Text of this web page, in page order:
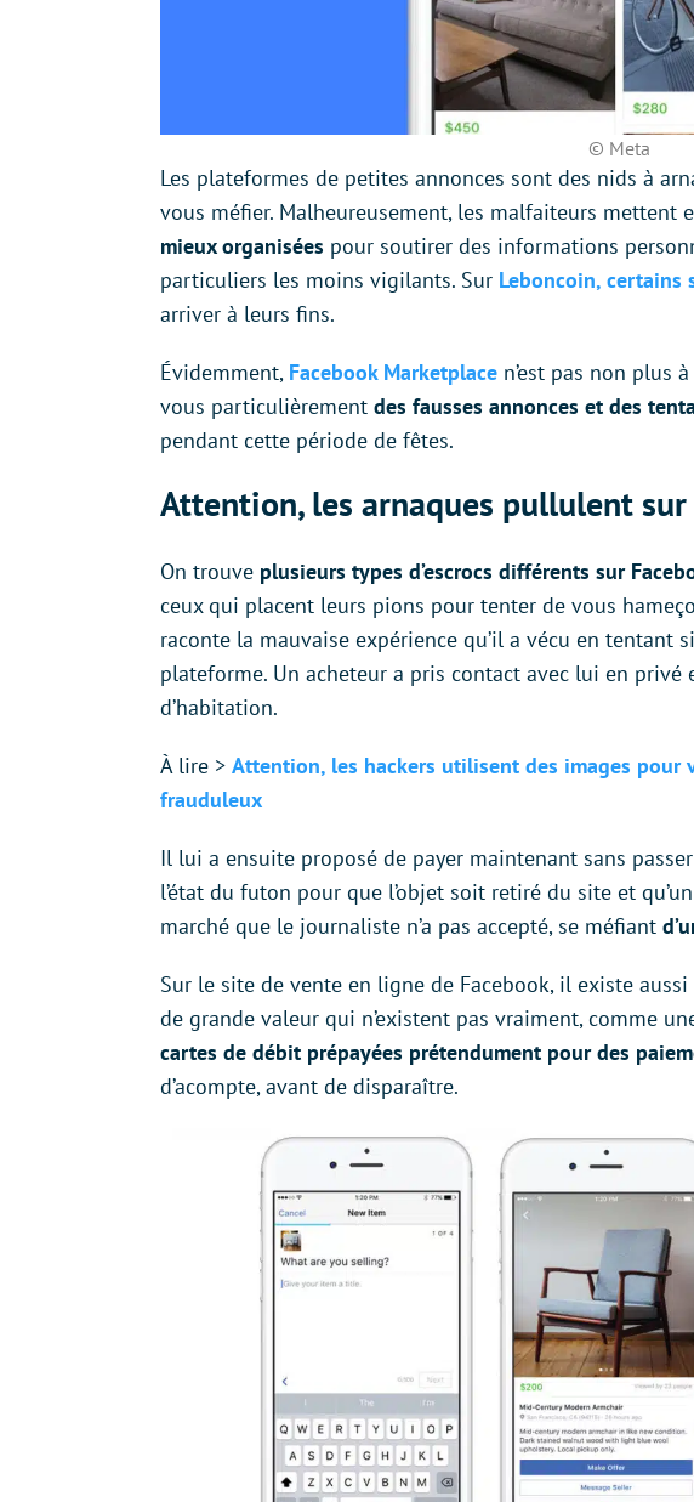
© Meta
Les plateformes de petites annonces sont des nids à
vous méfier. Malheureusement, les malfaiteurs mettent
mieux organisées pour soutirer des informations
particuliers les moins vigilants. Sur Leboncoin, certains
arriver à leurs fins.
Évidemment, Facebook Marketplace n’est pas non plus
vous particulièrement des fausses annonces et des
pendant cette période de fêtes.
Attention, les arnaques pullulent
On trouve plusieurs types d’escrocs différents sur
ceux qui placent leurs pions pour tenter de vous
raconte la mauvaise expérience qu’il a vécu en tentant
plateforme. Un acheteur a pris contact avec lui en privé
d’habitation.
À lire > Attention, les hackers utilisent des images pour
frauduleux
Il lui a ensuite proposé de payer maintenant sans
l’état du futon pour que l’objet soit retiré du site et
marché que le journaliste n’a pas accepté, se méfiant
Sur le site de vente en ligne de Facebook, il existe
de grande valeur qui n’existent pas vraiment, comme
cartes de débit prépayées prétendument pour des
d’acompte, avant de disparaître.